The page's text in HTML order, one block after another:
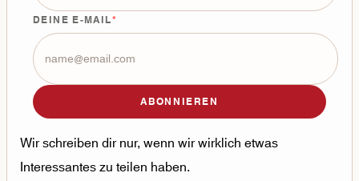
DEINE E-MAIL
ABONNIEREN
Wir schreiben dir nur, wenn wir wirklich etwas
Interessantes zu teilen haben.